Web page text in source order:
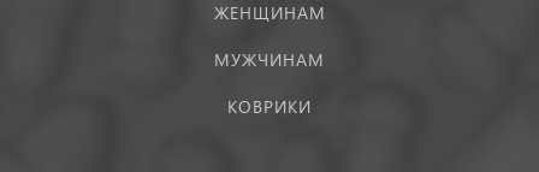
ЖЕНЩИНАМ
МУЖЧИНАМ
КОВРИКИ